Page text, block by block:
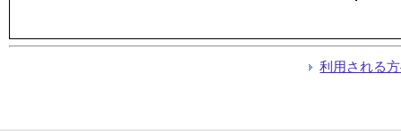
利用される